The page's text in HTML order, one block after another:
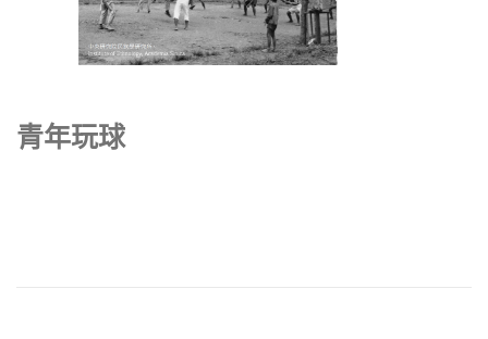
青年玩球